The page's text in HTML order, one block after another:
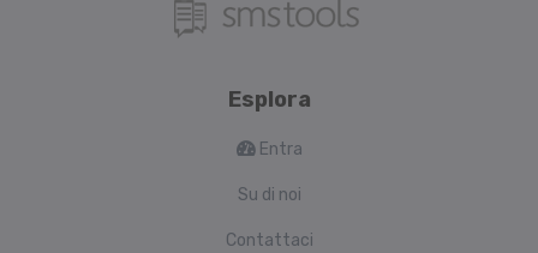
Esplora
Entra
Su di noi
Contattaci